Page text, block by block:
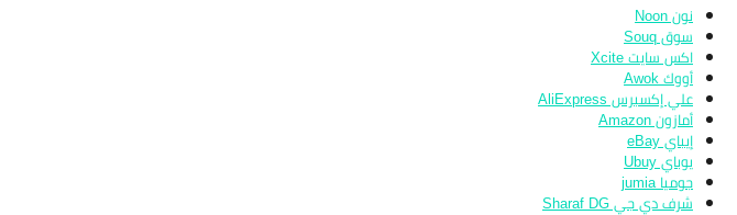
نون Noon
سوق Souq
اكس سايت Xcite
أووك Awok
علي إكسبرس AliExpress
أمازون Amazon
إيباي eBay
يوباي Ubuy
جوميا jumia
شرف دي جي Sharaf DG